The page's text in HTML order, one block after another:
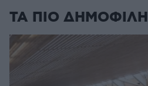
ΤΑ ΠΙΟ ΔΗΜΟΦΙΛΗ